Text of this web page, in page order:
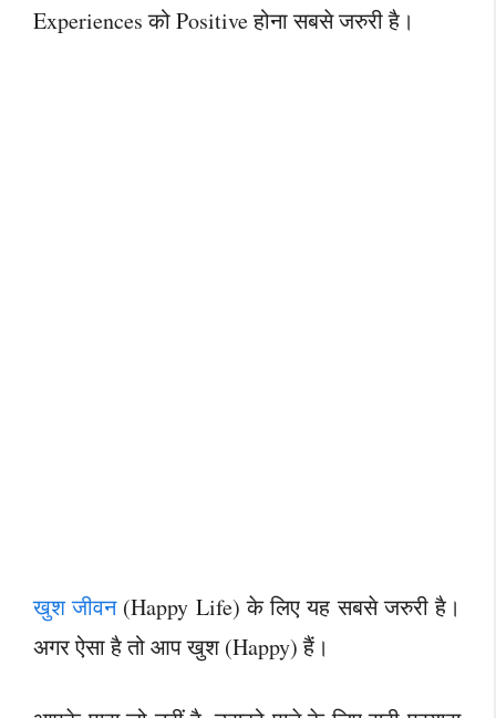
Experiences को Positive होना सबसे जरुरी है।
खुश जीवन(Happy Life) के लिए यह सबसे जरुरी है।
अगर ऐसा है तो आप खुश (Happy) हैं।